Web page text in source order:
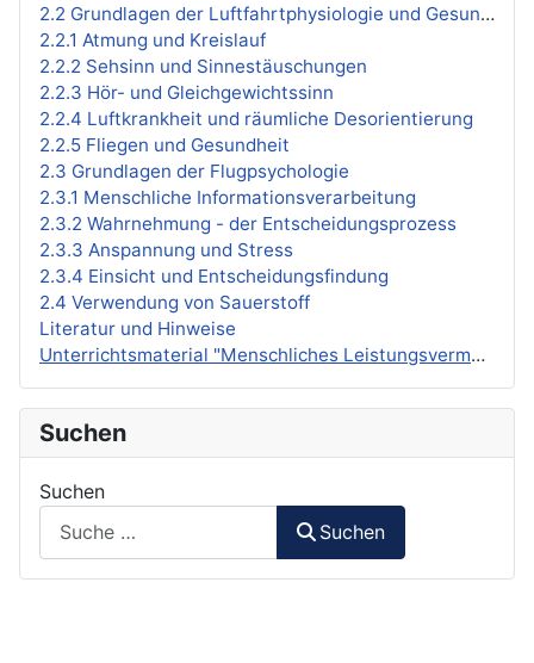
2.2 Grundlagen der Luftfahrtphysiologie und Gesundheitserhaltung
2.2.1 Atmung und Kreislauf
2.2.2 Sehsinn und Sinnestäuschungen
2.2.3 Hör- und Gleichgewichtssinn
2.2.4 Luftkrankheit und räumliche Desorientierung
2.2.5 Fliegen und Gesundheit
2.3 Grundlagen der Flugpsychologie
2.3.1 Menschliche Informationsverarbeitung
2.3.2 Wahrnehmung - der Entscheidungsprozess
2.3.3 Anspannung und Stress
2.3.4 Einsicht und Entscheidungsfindung
2.4 Verwendung von Sauerstoff
Literatur und Hinweise
Unterrichtsmaterial "Menschliches Leistungsvermögen"
Suchen
Suchen
Suchen